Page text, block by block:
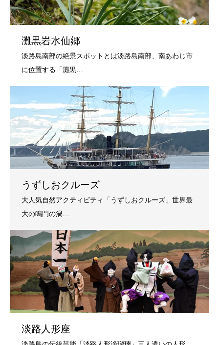
灘黒岩水仙郷
うずしおクルーズ
淡路人形座